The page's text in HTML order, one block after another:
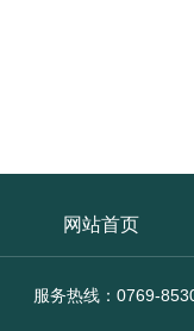
网站首页
服务热线：0769-